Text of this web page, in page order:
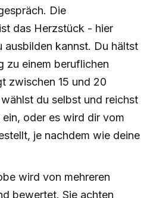
Die
das Herzstück - hier
ausbilden kannst. Du hältst
zu einem beruflichen
zwischen 15 und 20
du selbst und reichst
oder es wird dir vom
je nachdem wie deine
wird von mehreren
bewertet. Sie achten